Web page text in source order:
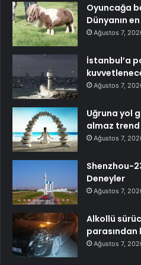
Oyuncağa
Dünyanın
Ağustos 7,
İstanbul’a
Ağustos 7,
Uğruna yol
almaz trend
Ağustos 7,
Shenzhou-
Deneyler
Ağustos 7,
Alkollü
parasından
Ağustos 7,